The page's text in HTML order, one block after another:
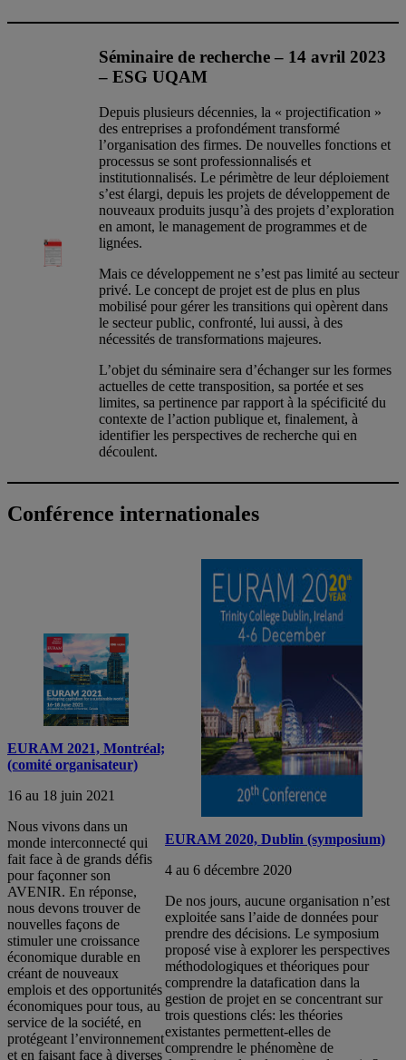
Séminaire de recherche – 14 avril 2023
– ESG UQAM
Depuis plusieurs décennies, la « projectification »
des entreprises a profondément transformé
l’organisation des firmes. De nouvelles fonctions et
processus se sont professionnalisés et
institutionnalisés. Le périmètre de leur déploiement
s’est élargi, depuis les projets de développement de
nouveaux produits jusqu’à des projets d’exploration
en amont, le management de programmes et de
lignées.
Mais ce développement ne s’est pas limité au secteur
privé. Le concept de projet est de plus en plus
mobilisé pour gérer les transitions qui opèrent dans
le secteur public, confronté, lui aussi, à des
nécessités de transformations majeures.
L’objet du séminaire sera d’échanger sur les formes
actuelles de cette transposition, sa portée et ses
limites, sa pertinence par rapport à la spécificité du
contexte de l’action publique et, finalement, à
identifier les perspectives de recherche qui en
découlent.
Conférence internationales
EURAM 2021, Montréal;
(comité organisateur)
16 au 18 juin 2021
Nous vivons dans un
monde interconnecté qui
fait face à de grands défis
pour façonner son
AVENIR. En réponse,
nous devons trouver de
nouvelles façons de
stimuler une croissance
économique durable en
créant de nouveaux
emplois et des opportunités
économiques pour tous, au
service de la société, en
protégeant l’environnement
et en faisant face à diverses
EURAM 2020, Dublin (symposium)
4 au 6 décembre 2020
De nos jours, aucune organisation n’est
exploitée sans l’aide de données pour
prendre des décisions. Le symposium
proposé vise à explorer les perspectives
méthodologiques et théoriques pour
comprendre la datafication dans la
gestion de projet en se concentrant sur
trois questions clés: les théories
existantes permettent-elles de
comprendre le phénomène de